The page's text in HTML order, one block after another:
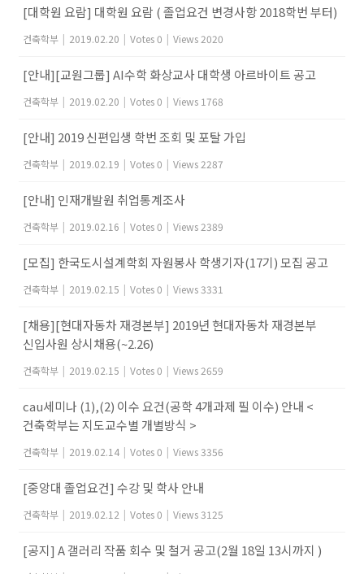
[대학원 요람] 대학원 요람 ( 졸업요건 변경사항 2018학번 부터)
건축학부 | 2019.02.20 | Votes 0 | Views 2020
[안내][교원그룹] AI수학 화상교사 대학생 아르바이트 공고
건축학부 | 2019.02.20 | Votes 0 | Views 1768
[안내] 2019 신편입생 학번 조회 및 포탈 가입
건축학부 | 2019.02.19 | Votes 0 | Views 2287
[안내] 인재개발원 취업통계조사
건축학부 | 2019.02.16 | Votes 0 | Views 2389
[모집] 한국도시설계학회 자원봉사 학생기자(17기) 모집 공고
건축학부 | 2019.02.15 | Votes 0 | Views 3331
[채용][현대자동차 재경본부] 2019년 현대자동차 재경본부
신입사원 상시채용(~2.26)
건축학부 | 2019.02.15 | Votes 0 | Views 2659
cau세미나 (1),(2) 이수 요건(공학 4개과제 필 이수) 안내 <
건축학부는 지도교수별 개별방식 >
건축학부 | 2019.02.14 | Votes 0 | Views 3356
[중앙대 졸업요건] 수강 및 학사 안내
건축학부 | 2019.02.12 | Votes 0 | Views 3125
[공지] A 갤러리 작품 회수 및 철거 공고(2월 18일 13시까지 )